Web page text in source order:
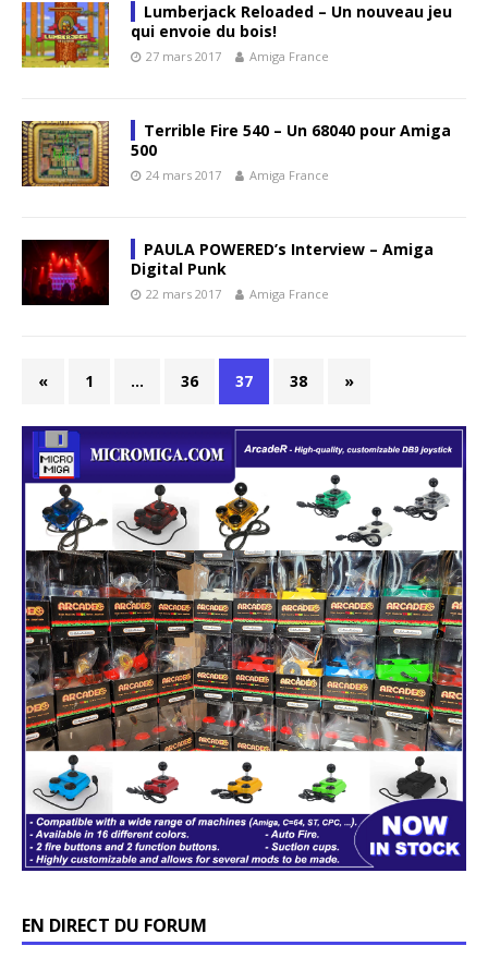
Lumberjack Reloaded – Un nouveau jeu
qui envoie du bois!
27 mars 2017 Amiga France
Terrible Fire 540 – Un 68040 pour Amiga
500
24 mars 2017 Amiga France
PAULA POWERED’s Interview – Amiga
Digital Punk
22 mars 2017 Amiga France
« 1 … 36 37 38 »
EN DIRECT DU FORUM